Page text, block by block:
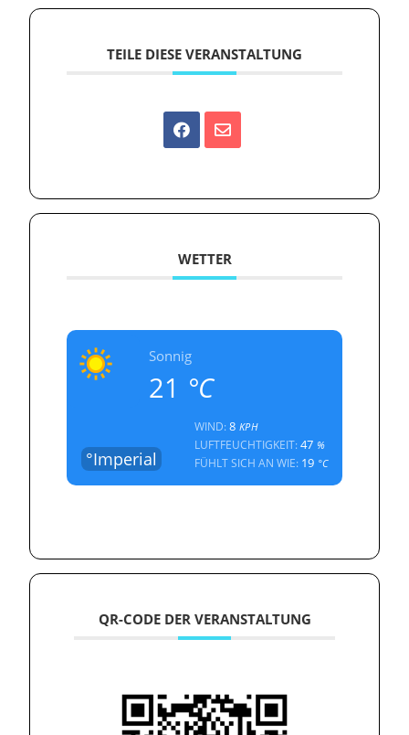
TEILE DIESE VERANSTALTUNG
WETTER
Sonnig
21 °C
°Imperial
WIND:8 KPH
LUFTFEUCHTIGKEIT:47 %
FÜHLT SICH AN WIE: 19 °C
QR-CODE DER VERANSTALTUNG